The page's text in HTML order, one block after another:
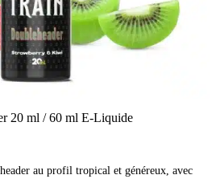
20 ml / 60 ml E-Liquide
au profil tropical et généreux, avec